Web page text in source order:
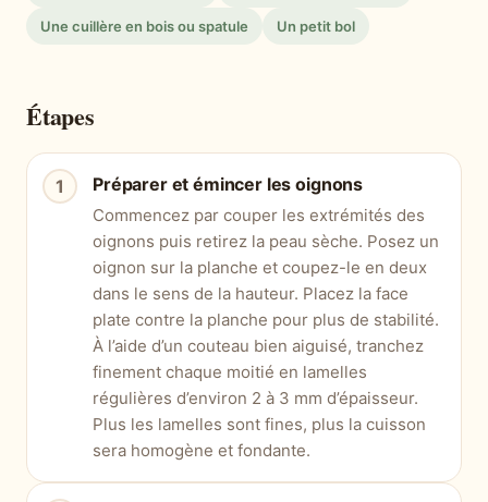
Une cuillère en bois ou spatule Un petit bol
Étapes
Préparer et émincer les oignons
Commencez par couper les extrémités des
oignons puis retirez la peau sèche. Posez un
oignon sur la planche et coupez-le en deux
dans le sens de la hauteur. Placez la face
plate contre la planche pour plus de stabilité.
À l’aide d’un couteau bien aiguisé, tranchez
finement chaque moitié en lamelles
régulières d’environ 2 à 3 mm d’épaisseur.
Plus les lamelles sont fines, plus la cuisson
sera homogène et fondante.